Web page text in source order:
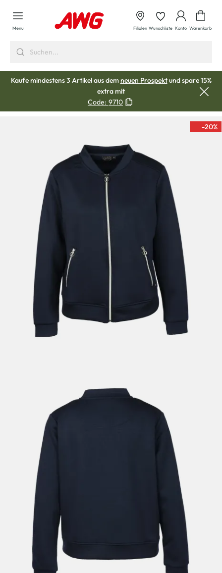
springen
Menü Filialen Wunschliste Konto Warenkorb
Kaufe mindestens 3 Artikel aus demneuen Prospektund spare 15%
extra mit
Code: 9710
-20%